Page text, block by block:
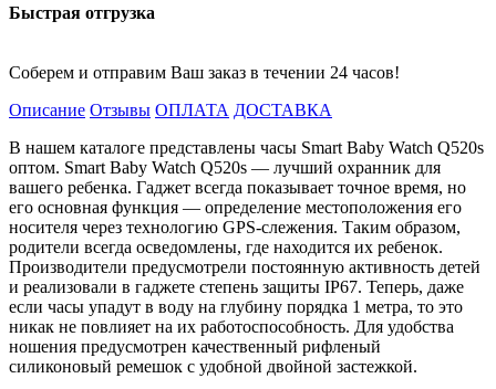
Быстрая отгрузка
Соберем и отправим Ваш заказ в течении 24 часов!
Описание Отзывы ОПЛАТА ДОСТАВКА
В нашем каталоге представлены часы Smart Baby Watch Q520s
оптом. Smart Baby Watch Q520s — лучший охранник для
вашего ребенка. Гаджет всегда показывает точное время, но
его основная функция — определение местоположения его
носителя через технологию GPS-слежения. Таким образом,
родители всегда осведомлены, где находится их ребенок.
Производители предусмотрели постоянную активность детей
и реализовали в гаджете степень защиты IP67. Теперь, даже
если часы упадут в воду на глубину порядка 1 метра, то это
никак не повлияет на их работоспособность. Для удобства
ношения предусмотрен качественный рифленый
силиконовый ремешок с удобной двойной застежкой.